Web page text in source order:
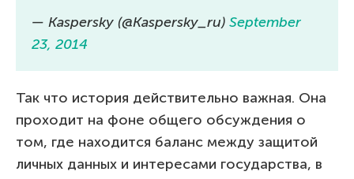
— Kaspersky (@Kaspersky_ru) September
23, 2014
Так что история действительно важная. Она
проходит на фоне общего обсуждения о
том, где находится баланс между защитой
личных данных и интересами государства, в